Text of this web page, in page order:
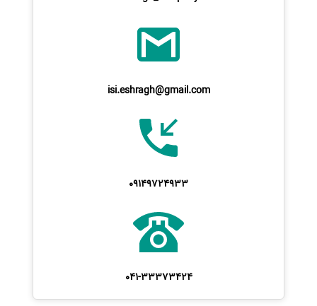
isi.eshragh@gmail.com
09149724933
041-33373424